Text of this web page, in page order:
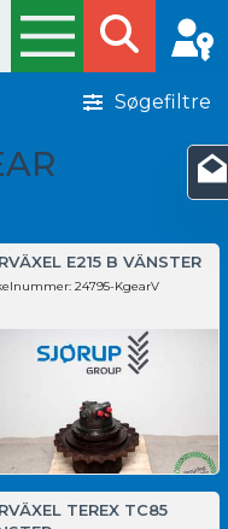
Søgefiltre
E215 B VÄNSTER
24795-KgearV
TEREX TC85